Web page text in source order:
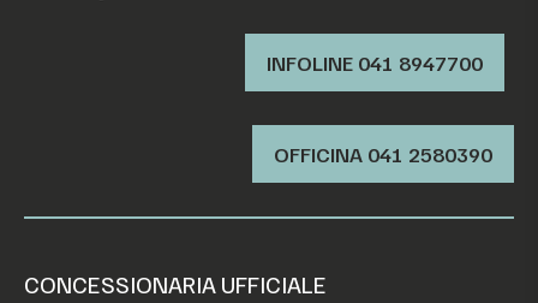
INFOLINE 041 8947700
OFFICINA ‭041 2580390‬
CONCESSIONARIA UFFICIALE